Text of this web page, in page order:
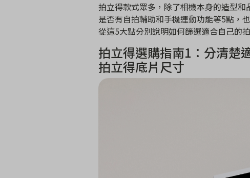
拍立得款式眾多，除了相機本身的造型
是否有自拍輔助和手機連動功能等5點，
從這5大點分別說明如何篩選適合自己的
拍立得選購指南1：分清
拍立得底片尺寸